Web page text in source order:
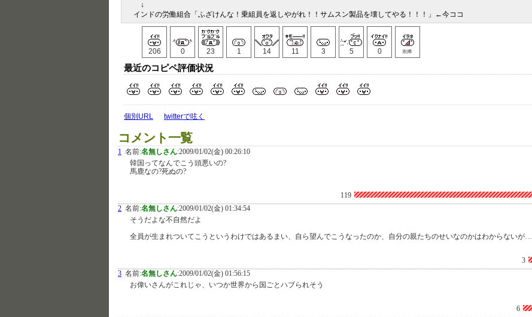
↓
インドの労働組合「ふざけんな！乗組員を返しやがれ！！サムスン製品を壊してやる！！！」←今ココ
206 0 23 1 14 11 3 5 0 削希
最近のコピペ評価状況
個別URL twitterで呟く
コメント一覧
1 名前:名無しさん:2009/01/02(金) 00:26:10
韓国ってなんでこう頭悪いの?
馬鹿なの?死ぬの?
119
2 名前:名無しさん:2009/01/02(金) 01:34:54
そうだよな不自然だよ
全員が生まれついてこうというわけではあるまい、自ら望んでこうなったのか、自分の親たちのせいなのかはわからないが…
3
3 名前:名無しさん:2009/01/02(金) 01:56:15
お偉いさんがこれじゃ、いつか世界から国ごとハブられそう
6